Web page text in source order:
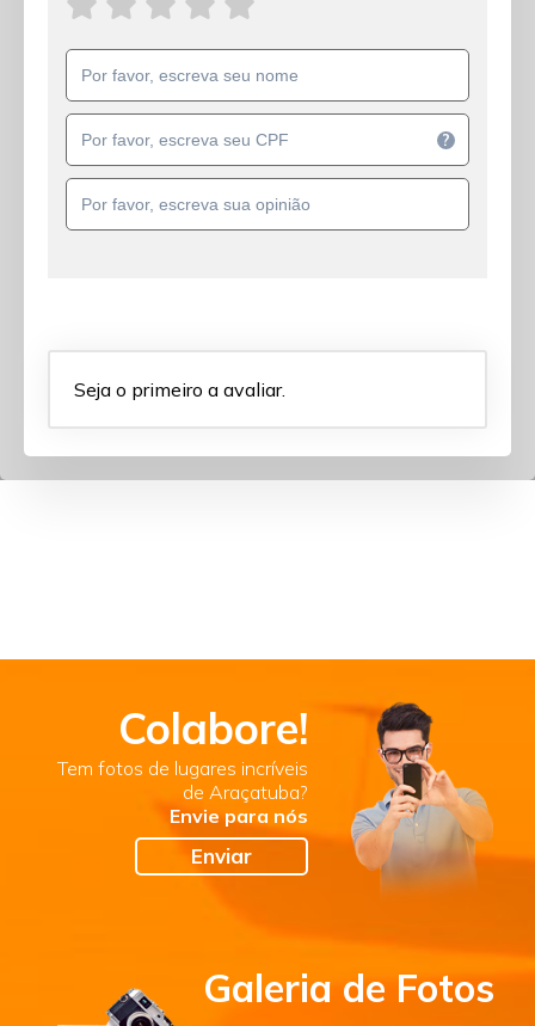
?
Seja o primeiro a avaliar.
Colabore!
Tem fotos de lugares incríveis
de Araçatuba?
Envie para nós
Enviar
Galeria de Fotos